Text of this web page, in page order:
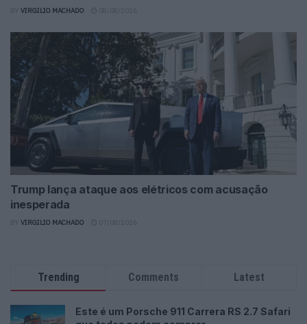
VIRGILIO MACHADO
Trump lança ataque aos elétricos com acusação
inesperada
VIRGILIO MACHADO
Trending Comments Latest
Este é um Porsche 911 Carrera RS 2.7 Safari